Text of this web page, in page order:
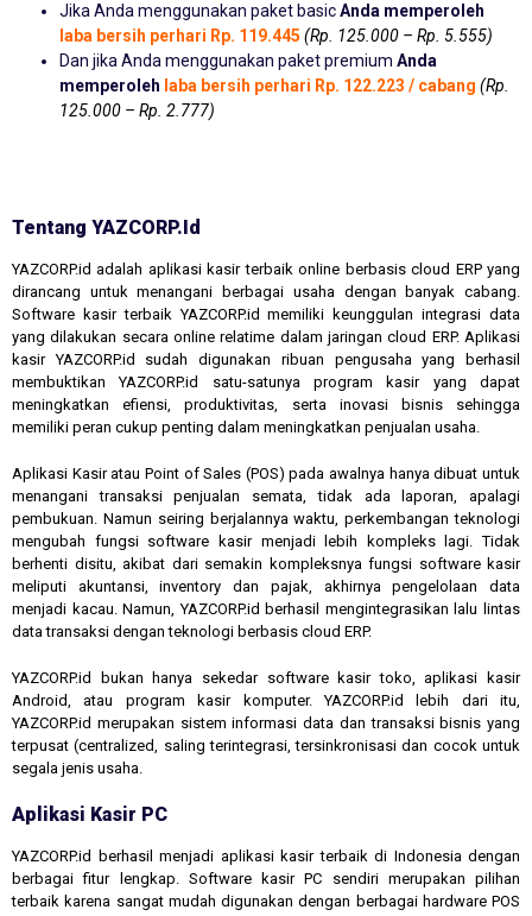
Jika Anda menggunakan paket basicAnda memperoleh
laba bersih perhari Rp. 119.445 (Rp. 125.000 – Rp. 5.555)
Dan jika Anda menggunakan paket premium Anda
memperoleh laba bersih perhari Rp. 122.223 / cabang (Rp.
125.000 – Rp. 2.777)
Tentang YAZCORP.id
YAZCORP.id adalah aplikasi kasir terbaik online berbasis cloud ERP yang
dirancang untuk menangani berbagai usaha dengan banyak cabang.
Software kasir terbaik YAZCORP.id memiliki keunggulan integrasi data
yang dilakukan secara online relatime dalam jaringan cloud ERP. Aplikasi
kasir YAZCORP.id sudah digunakan ribuan pengusaha yang berhasil
membuktikan YAZCORP.id satu-satunya program kasir yang dapat
meningkatkan efiensi, produktivitas, serta inovasi bisnis sehingga
memiliki peran cukup penting dalam meningkatkan penjualan usaha.
Aplikasi Kasir atau Point of Sales (POS) pada awalnya hanya dibuat untuk
menangani transaksi penjualan semata, tidak ada laporan, apalagi
pembukuan. Namun seiring berjalannya waktu, perkembangan teknologi
mengubah fungsi software kasir menjadi lebih kompleks lagi. Tidak
berhenti disitu, akibat dari semakin kompleksnya fungsi software kasir
meliputi akuntansi, inventory dan pajak, akhirnya pengelolaan data
menjadi kacau. Namun, YAZCORP.id berhasil mengintegrasikan lalu lintas
data transaksi dengan teknologi berbasis cloud ERP.
YAZCORP.id bukan hanya sekedar software kasir toko, aplikasi kasir
Android, atau program kasir komputer. YAZCORP.id lebih dari itu,
YAZCORP.id merupakan sistem informasi data dan transaksi bisnis yang
terpusat (centralized, saling terintegrasi, tersinkronisasi dan cocok untuk
segala jenis usaha.
Aplikasi Kasir PC
YAZCORP.id berhasil menjadi aplikasi kasir terbaik di Indonesia dengan
berbagai fitur lengkap. Software kasir PC sendiri merupakan pilihan
terbaik karena sangat mudah digunakan dengan berbagai hardware POS